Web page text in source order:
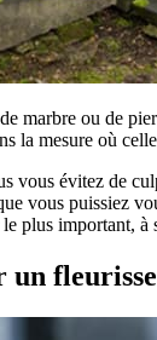
marbre ou de
la mesure où
vous évitez de
vous puissiez
plus important,
un